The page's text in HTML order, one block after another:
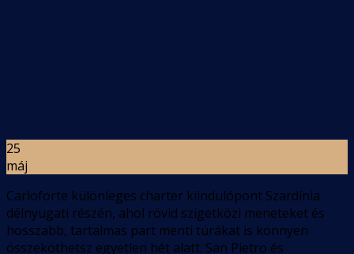
25
máj
Carloforte különleges charter kiindulópont Szardínia
délnyugati részén, ahol rövid szigetközi meneteket és
hosszabb, tartalmas part menti túrákat is könnyen
összeköthetsz egyetlen hét alatt. San Pietro és